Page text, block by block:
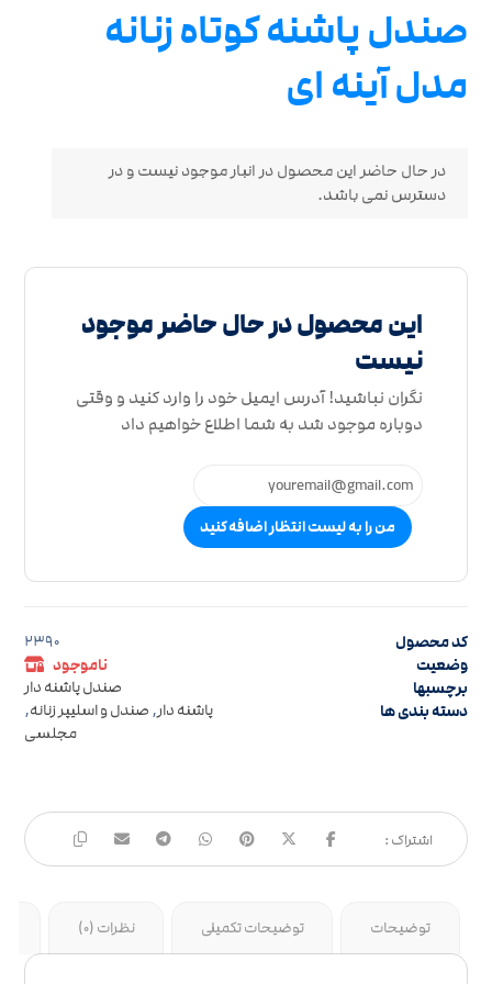
صندل پاشنه کوتاه زنانه
مدل آینه ای
در حال حاضر این محصول در انبار موجود نیست و در
دسترس نمی باشد.
این محصول در حال حاضر موجود
نیست
نگران نباشید! آدرس ایمیل خود را وارد کنید و وقتی
دوباره موجود شد به شما اطلاع خواهیم داد
من را به لیست انتظار اضافه کنید
کد محصول 2390
وضعیت
ناموجود
برچسبها
صندل پاشنه دار
دسته بندی ها پاشنه دار, صندل و اسلیپر زنانه,
مجلسی
توضیحات توضیحات تکمیلی نظرات (0)